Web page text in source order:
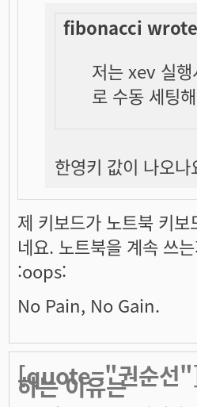
fibonacci
저는 xev 실
로 수동 세팅
한영키 값이 나오
제 키보드가 노트북 키
네요. 노트북을 계속 쓰
:oops:
No Pain, No Gain.
[quote="권순선
하는 이유는